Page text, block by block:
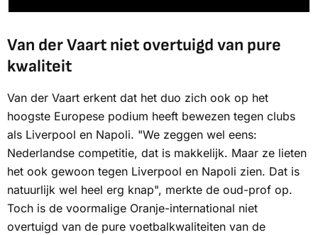
Van der Vaart niet overtuigd van pure
kwaliteit
Van der Vaart erkent dat het duo zich ook op het
hoogste Europese podium heeft bewezen tegen clubs
als Liverpool en Napoli. "We zeggen wel eens:
Nederlandse competitie, dat is makkelijk. Maar ze lieten
het ook gewoon tegen Liverpool en Napoli zien. Dat is
natuurlijk wel heel erg knap", merkte de oud-prof op.
Toch is de voormalige Oranje-international niet
overtuigd van de pure voetbalkwaliteiten van de